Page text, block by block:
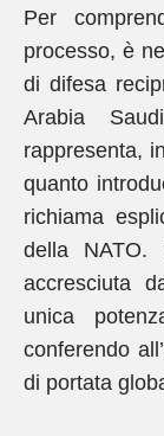
Per
processo, è
di difesa
Arabia
rappresenta,
quanto
richiama
della NATO.
accresciuta
unica
conferendo
di portata